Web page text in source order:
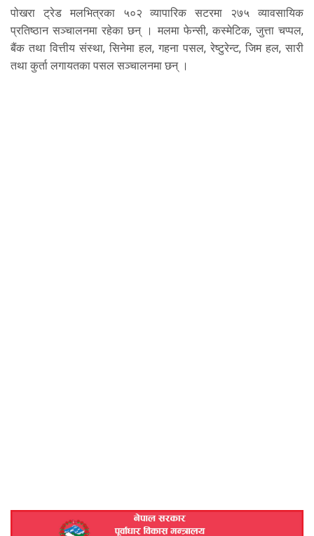
पोखरा ट्रेड मलभित्रका ५०२ व्यापारिक सटरमा २७५ व्यावसायिक
प्रतिष्ठान सञ्चालनमा रहेका छन् । मलमा फेन्सी, कस्मेटिक, जुत्ता चप्पल,
बैंक तथा वित्तीय संस्था, सिनेमा हल, गहना पसल, रेष्टुरेन्ट, जिम हल, सारी
तथा कुर्ता लगायतका पसल सञ्चालनमा छन् ।